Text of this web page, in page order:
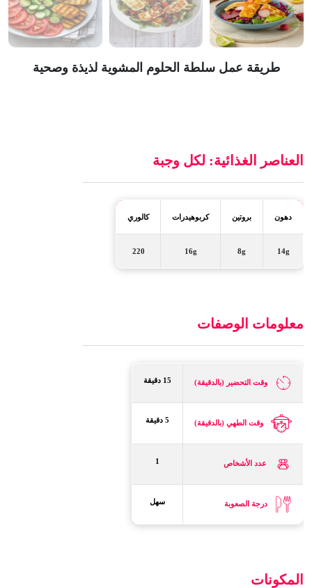
طريقة عمل سلطة الحلوم المشوية لذيذة وصحية
العناصر الغذائية: لكل وجبة
دهون بروتين كربوهيدرات كالوري
14g
8g
16g
220
معلومات الوصفات
وقت التحضير (بالدقيقة) 15 دقيقة
وقت الطهي (بالدقيقة) 5 دقيقة
عدد الأشخاص 1
درجة الصعوبة سهل
المكونات